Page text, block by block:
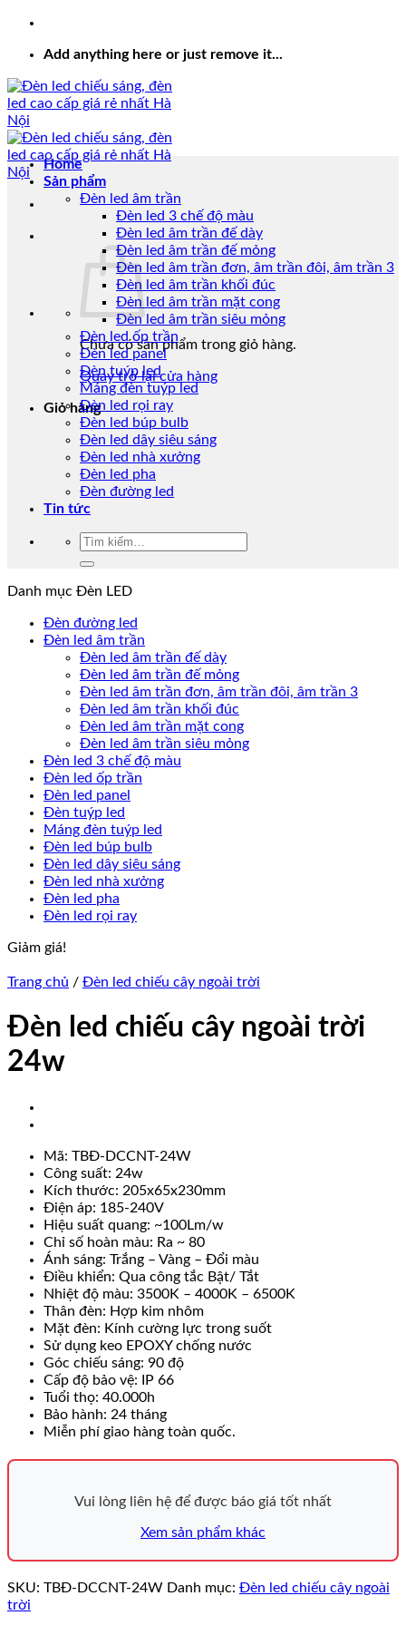
Add anything here or just remove it...
Chưa có sản phẩm trong giỏ hàng.
Quay trở lại cửa hàng
Giỏ hàng
Home
Sản phẩm
Đèn led âm trần
Đèn led 3 chế độ màu
Đèn led âm trần đế dày
Đèn led âm trần đế mỏng
Đèn led âm trần đơn, âm trần đôi, âm trần 3
Đèn led âm trần khối đúc
Đèn led âm trần mặt cong
Đèn led âm trần siêu mỏng
Đèn led ốp trần
Đèn led panel
Đèn tuýp led
Máng đèn tuýp led
Đèn led rọi ray
Đèn led búp bulb
Đèn led dây siêu sáng
Đèn led nhà xưởng
Đèn led pha
Đèn đường led
Tin tức
Tìm
Danh mục Đèn LED
Đèn đường led
Đèn led âm trần
Đèn led âm trần đế dày
Đèn led âm trần đế mỏng
Đèn led âm trần đơn, âm trần đôi, âm trần 3
Đèn led âm trần khối đúc
Đèn led âm trần mặt cong
Đèn led âm trần siêu mỏng
Đèn led 3 chế độ màu
Đèn led ốp trần
Đèn led panel
Đèn tuýp led
Máng đèn tuýp led
Đèn led búp bulb
Đèn led dây siêu sáng
Đèn led nhà xưởng
Đèn led pha
Đèn led rọi ray
Giảm giá!
Trang chủ / Đèn led chiếu cây ngoài trời
Đèn led chiếu cây ngoài trời
24w
Mã: TBĐ-DCCNT-24W
Công suất: 24w
Kích thước: 205x65x230mm
Điện áp: 185-240V
Hiệu suất quang: ~100Lm/w
Chỉ số hoàn màu: Ra ~ 80
Ánh sáng: Trắng – Vàng – Đổi màu
Điều khiển: Qua công tắc Bật/ Tắt
Nhiệt độ màu: 3500K – 4000K – 6500K
Thân đèn: Hợp kim nhôm
Mặt đèn: Kính cường lực trong suốt
Sử dụng keo EPOXY chống nước
Góc chiếu sáng: 90 độ
Cấp độ bảo vệ: IP 66
Tuổi thọ: 40.000h
Bảo hành: 24 tháng
Miễn phí giao hàng toàn quốc.
Vui lòng liên hệ để được báo giá tốt nhất
Xem sản phẩm khác
SKU: TBĐ-DCCNT-24W Danh mục: Đèn led chiếu cây ngoài
trời